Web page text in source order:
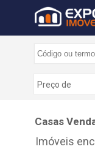
Casas
Imóveis